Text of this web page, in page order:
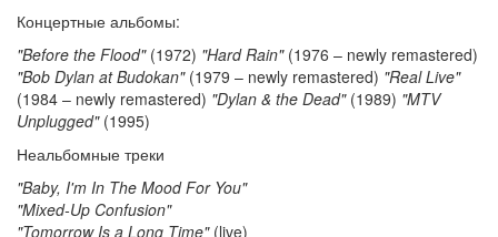
Концертные альбомы:
"Before the Flood"(1972) "Hard Rain"(1976 – newly remastered)
"Bob Dylan at Budokan"(1979 – newly remastered) "Real Live"
(1984 – newly remastered) "Dylan & the Dead"(1989) "MTV
Unplugged"(1995)
Неальбомные треки
"Baby, I'm In The Mood For You"
"Mixed-Up Confusion"
"Tomorrow Is a Long Time"(live)